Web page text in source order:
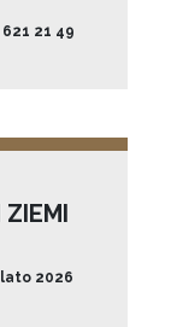
21 49
ZIEMI
2026